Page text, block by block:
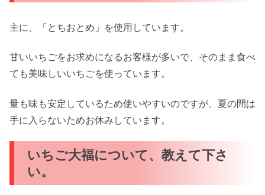
主に、「とちおとめ」を使用しています。
甘いいちごをお求めになるお客様が多いで、そのまま食べ
ても美味しいいちごを使っています。
量も味も安定しているため使いやすいのですが、夏の間は
手に入らないためお休みしています。
いちご大福について、教えて下さ
い。